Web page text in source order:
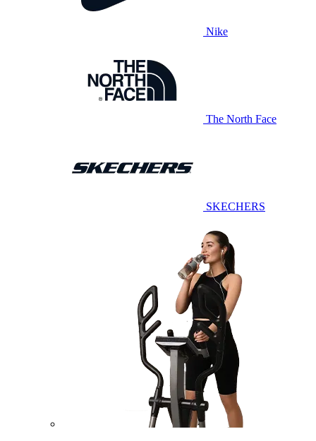
Nike
The North Face
SKECHERS